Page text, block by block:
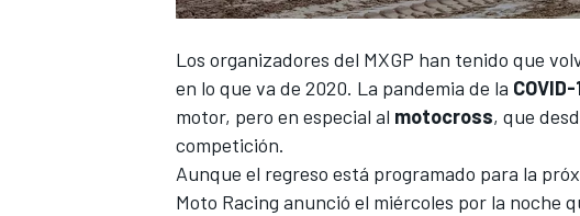
Los organizadores del MXGP han tenido que
en lo que va de 2020. La pandemia de la COVID-
motor, pero en especial al motocross, que
competición.
Aunque el regreso está programado para la
Moto Racing anunció el miércoles por la noche